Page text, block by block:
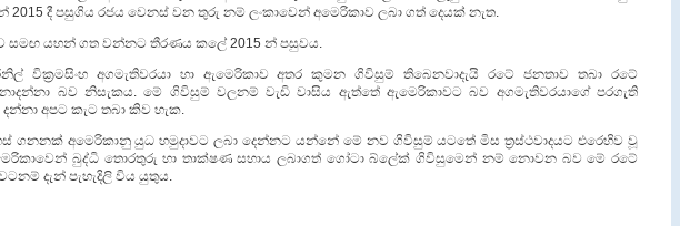
2015 දී පසුගිය රජය වෙනස් වන තුරු නම් ලංකාවෙන් අමෙරිකාව ලබා ගත් දෙයක් නැත.
සමඟ යහන් ගත වන්නට තීරණය කලේ 2015 න් පසුවය.
වික්‍රමසිංහ අගමැතිවරයා හා ඇමෙරිකාව අතර කුමන ගිවිසුම් තිබෙනවාදැයි රටේ ජනතාව තබා රටේ
බව නිසැකය. මේ ගිවිසුම් වලනම් වැඩි වාසිය ඇත්තේ ඇමෙරිකාවට බව අගමැතිවරයාගේ පරගැති
අපට කැට තබා කිව හැක.
ගනනක් අමෙරිකානු යුධ හමුදාවට ලබා දෙන්නට යන්නේ මේ නව ගිවිසුම් යටතේ මිස ත්‍රස්ථවාදයට එරෙහිව වූ
බුද්ධි තොරතුරු හා තාක්ෂණ සහාය ලබාගත් ගෝටා බ්ලේක් ගිවිසුමෙන් නම් නොවන බව මේ රටේ
දැන් පැහැදිලි විය යුතුය.